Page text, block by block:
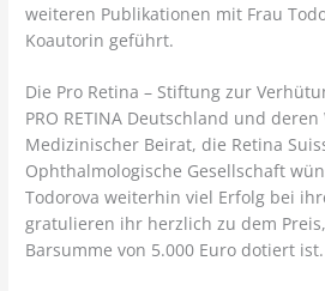
weiteren Publikationen mit Frau
Koautorin geführt.
Die Pro Retina – Stiftung zur
PRO RETINA Deutschland und
Medizinischer Beirat, die Retina
Ophthalmologische Gesellschaft
Todorova weiterhin viel Erfolg bei
gratulieren ihr herzlich zu dem
Barsumme von 5.000 Euro dotiert ist.